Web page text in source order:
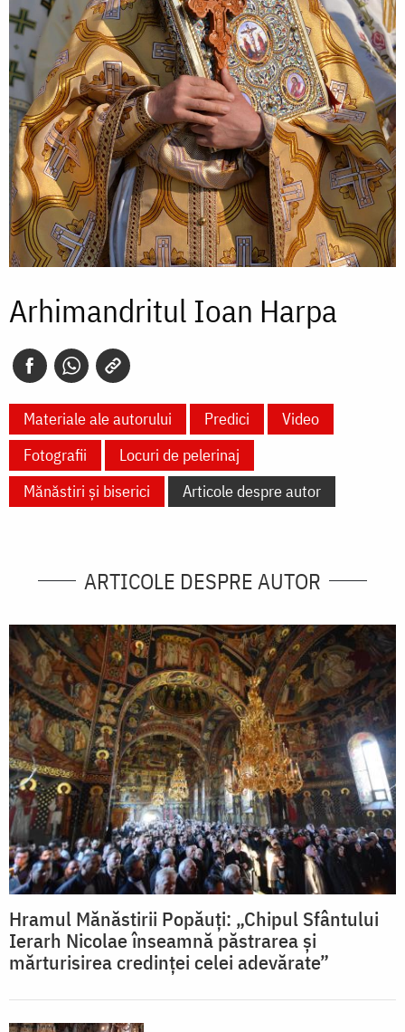
Arhimandritul Ioan Harpa
Materiale ale autorului Predici
Video
Fotografii
Locuri de pelerinaj
Mănăstiri și biserici
Articole despre autor
ARTICOLE DESPRE AUTOR
Hramul Mănăstirii Popăuți: „Chipul Sfântului
Ierarh Nicolae înseamnă păstrarea și
mărturisirea credinței celei adevărate”